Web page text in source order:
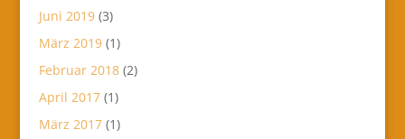
Juni 2019(3)
März 2019(1)
Februar 2018(2)
April 2017(1)
März 2017(1)